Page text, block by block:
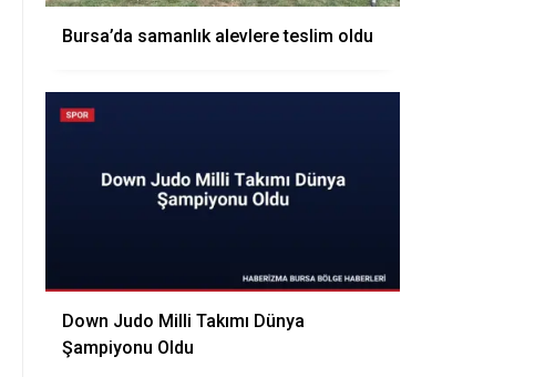
Bursa’da samanlık alevlere teslim oldu
Down Judo Milli Takımı Dünya
Şampiyonu Oldu